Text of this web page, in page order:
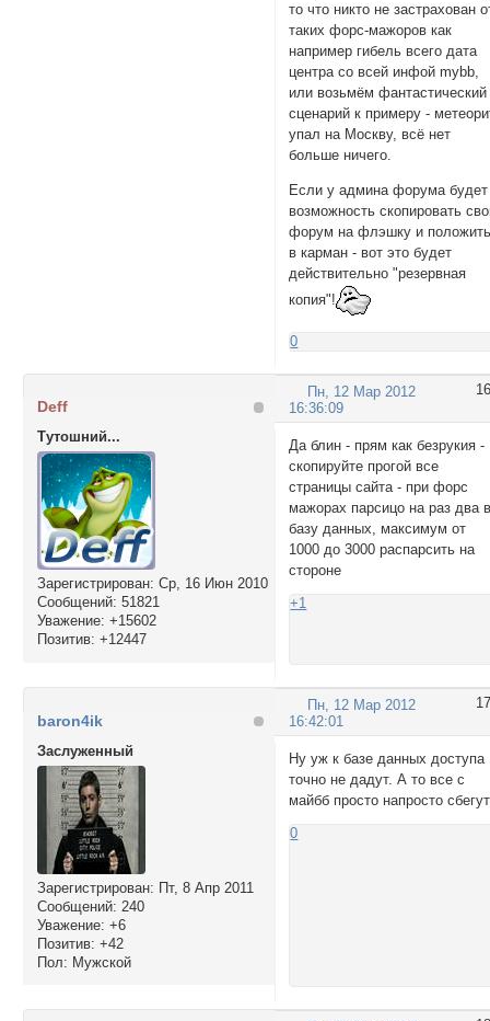
то что никто не застрахован
таких форс-мажоров как
например гибель всего дата
центра со всей инфой mybb,
или возьмём фантастический
сценарий к примеру -
упал на Москву, всё нет
больше ничего.
Если у админа форума будет
возможность скопировать
форум на флэшку и
в карман - вот это будет
действительно "резервная
копия"!
0
16
Пн, 12 Мар 2012
16:36:09
Deff
Тутошний...
Зарегистрирован: Ср, 16 Июн 2010
Сообщений: 51821
Уважение: +15602
Позитив: +12447
Да блин - прям как безрукия -
скопируйте прогой все
страницы сайта - при форс
мажорах парсицо на раз два
базу данных, максимум от
1000 до 3000 распарсить на
стороне
+1
17
Пн, 12 Мар 2012
16:42:01
baron4ik
Заслуженный
Зарегистрирован: Пт, 8 Апр 2011
Сообщений: 240
Уважение: +6
Позитив: +42
Пол: Мужской
Ну уж к базе данных доступа
точно не дадут. А то все с
майбб просто напросто
0